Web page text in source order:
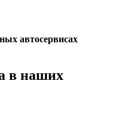
автосервисах
в наших